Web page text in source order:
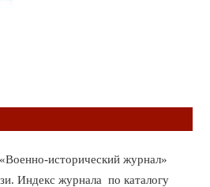
исторический журнал»
Индекс журнала по каталогу